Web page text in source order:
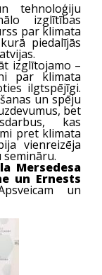
tehnoloģiju
izglītības
par klimata
piedalījās
izglītojamo –
par klimata
ilgtspējīgi.
un spēju
bet
kas
pret klimata
vienreizēja
Mersedesa
un Ernests
un